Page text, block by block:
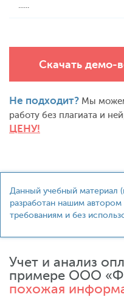
......
Скачать демо-
Не подходит? Мы
работу без плагиата и
ЦЕНУ!
Данный учебный материал
разработан нашим
требованиям и без
Учет и анализ
примере ООО
похожая